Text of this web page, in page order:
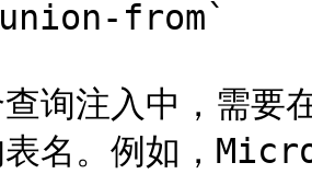
from`
询注入中，需
表名。例如，